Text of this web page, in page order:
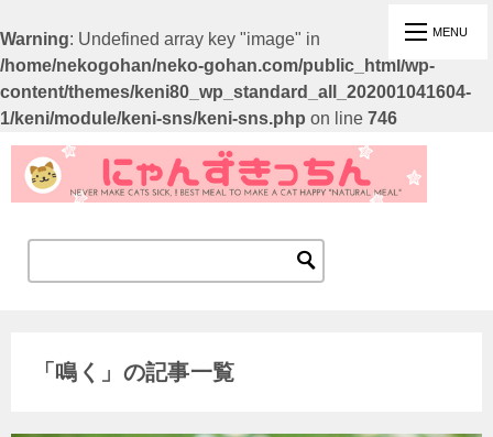
Warning: Undefined array key "image" in
/home/nekogohan/neko-gohan.com/public_html/wp-
content/themes/keni80_wp_standard_all_202001041604-
1/keni/module/keni-sns/keni-sns.php on line 746
「鳴く」の記事一覧